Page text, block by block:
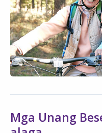
Mga Unang